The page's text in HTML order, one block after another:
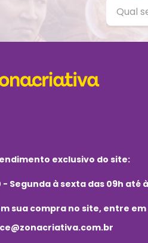
exclusivo do site:
- Segunda à sexta das 09h até
sua compra no site, entre em